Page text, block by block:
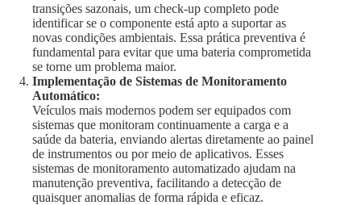
transições sazonais, um check-up completo pode
identificar se o componente está apto a suportar as
novas condições ambientais. Essa prática preventiva é
fundamental para evitar que uma bateria comprometida
se torne um problema maior.
Implementação de Sistemas de Monitoramento
Automático:
Veículos mais modernos podem ser equipados com
sistemas que monitoram continuamente a carga e a
saúde da bateria, enviando alertas diretamente ao painel
de instrumentos ou por meio de aplicativos. Esses
sistemas de monitoramento automatizado ajudam na
manutenção preventiva, facilitando a detecção de
quaisquer anomalias de forma rápida e eficaz.